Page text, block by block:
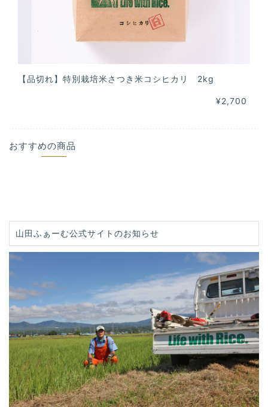
【品切れ】特別栽培米さつき米コシヒカリ 2kg
¥2,700
おすすめの商品
山田ふぁーむ公式サイトのお知らせ